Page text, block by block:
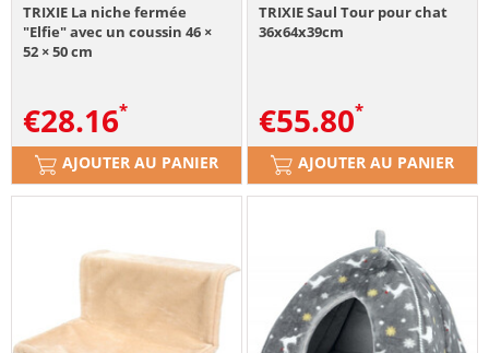
TRIXIE La niche fermée
"Elfie" avec un coussin 46 ×
52 × 50 cm
€28.16
AJOUTER AU PANIER
TRIXIE Saul Tour pour chat
36x64x39cm
€55.80
AJOUTER AU PANIER